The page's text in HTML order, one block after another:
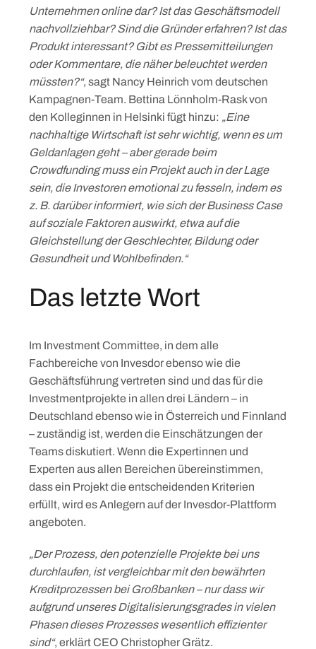
Unternehmen online dar? Ist das Geschäftsmodell
nachvollziehbar? Sind die Gründer erfahren? Ist das
Produkt interessant? Gibt es Pressemitteilungen
oder Kommentare, die näher beleuchtet werden
müssten?“, sagt Nancy Heinrich vom deutschen
Kampagnen-Team. Bettina Lönnholm-Rask von
den Kolleginnen in Helsinki fügt hinzu: „Eine
nachhaltige Wirtschaft ist sehr wichtig, wenn es um
Geldanlagen geht – aber gerade beim
Crowdfunding muss ein Projekt auch in der Lage
sein, die Investoren emotional zu fesseln, indem es
z. B. darüber informiert, wie sich der Business Case
auf soziale Faktoren auswirkt, etwa auf die
Gleichstellung der Geschlechter, Bildung oder
Gesundheit und Wohlbefinden.“
Das letzte Wort
Im Investment Committee, in dem alle
Fachbereiche von Invesdor ebenso wie die
Geschäftsführung vertreten sind und das für die
Investmentprojekte in allen drei Ländern – in
Deutschland ebenso wie in Österreich und Finnland
– zuständig ist, werden die Einschätzungen der
Teams diskutiert. Wenn die Expertinnen und
Experten aus allen Bereichen übereinstimmen,
dass ein Projekt die entscheidenden Kriterien
erfüllt, wird es Anlegern auf der Invesdor-Plattform
angeboten.
„Der Prozess, den potenzielle Projekte bei uns
durchlaufen, ist vergleichbar mit den bewährten
Kreditprozessen bei Großbanken – nur dass wir
aufgrund unseres Digitalisierungsgrades in vielen
Phasen dieses Prozesses wesentlich effizienter
sind“, erklärt CEO Christopher Grätz.